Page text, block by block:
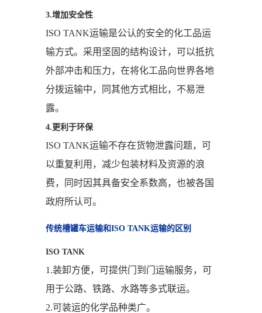
3.增加安全性
ISO TANK运输是公认的安全的化工品运
输方式。采用坚固的结构设计，可以抵抗
外部冲击和压力，在将化工品向世界各地
分拨运输中，同其他方式相比，不易泄
露。
4.更利于环保
ISO TANK运输不存在货物泄露问题，可
以重复利用，减少包装材料及资源的浪
费，同时因其具备安全系数高，也被各国
政府所认可。
传统槽罐车运输和ISO TANK运输的区别
ISO TANK
1.装卸方便，可提供门到门运输服务，可
用于公路、铁路、水路等多式联运。
2.可装运的化学品种类广。